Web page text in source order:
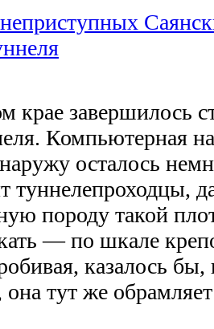
крае завершилось
Компьютерная
осталось
туннелепроходцы,
породу такой
— по шкале
казалось бы,
она тут же